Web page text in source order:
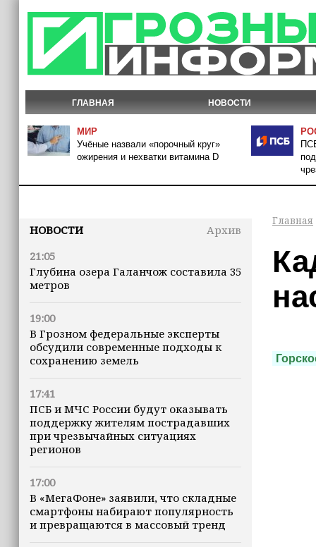
ГЛАВНАЯ НОВОСТИ
МИР
Учёные назвали «порочный круг»
ожирения и нехватки витамина D
НОВОСТИ
Архив
21:05
Глубина озера Галанчож составила 35
метров
19:00
В Грозном федеральные эксперты
обсудили современные подходы к
сохранению земель
17:41
ПСБ и МЧС России будут оказывать
поддержку жителям пострадавших
при чрезвычайных ситуациях
регионов
17:00
В «МегаФоне» заявили, что складные
смартфоны набирают популярность
и превращаются в массовый тренд
Главная